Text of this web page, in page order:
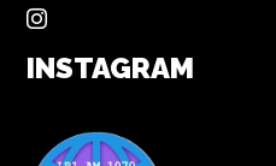
INSTAGRAM